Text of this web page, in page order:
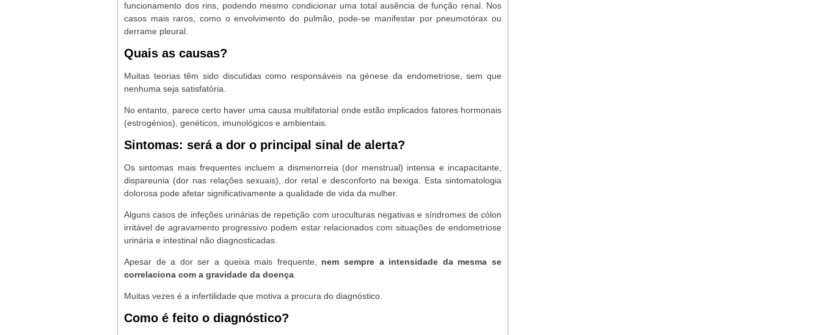
funcionamento dos rins, podendo mesmo condicionar uma total ausência de função renal. Nos
casos mais raros, como o envolvimento do pulmão, pode-se manifestar por pneumotórax ou
derrame pleural.
Quais as causas?
Muitas teorias têm sido discutidas como responsáveis na génese da endometriose, sem que
nenhuma seja satisfatória.
No entanto, parece certo haver uma causa multifatorial onde estão implicados fatores hormonais
(estrogénios), genéticos, imunológicos e ambientais.
Sintomas: será a dor o principal sinal de alerta?
Os sintomas mais frequentes incluem a dismenorreia (dor menstrual) intensa e incapacitante,
dispareunia (dor nas relações sexuais), dor retal e desconforto na bexiga. Esta sintomatologia
dolorosa pode afetar significativamente a qualidade de vida da mulher.
Alguns casos de infeções urinárias de repetição com uroculturas negativas e síndromes de cólon
irritável de agravamento progressivo podem estar relacionados com situações de endometriose
urinária e intestinal não diagnosticadas.
Apesar de a dor ser a queixa mais frequente, nem sempre a intensidade da mesma se
correlaciona com a gravidade da doença
Muitas vezes é a infertilidade que motiva a procura do diagnóstico.
Como é feito o diagnóstico?